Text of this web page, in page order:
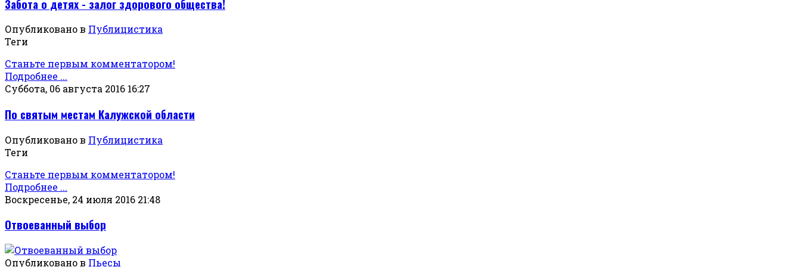
Забота о детях - залог здорового общества!
Опубликовано в Публицистика
Теги
Станьте первым комментатором!
Подробнее ...
Суббота, 06 августа 2016 16:27
По святым местам Калужской области
Опубликовано в Публицистика
Теги
Станьте первым комментатором!
Подробнее ...
Воскресенье, 24 июля 2016 21:48
Отвоеванный выбор
Опубликовано в Пьесы